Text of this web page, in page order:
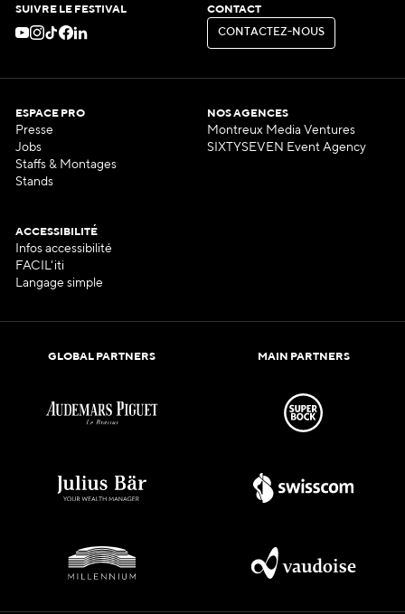
SUIVRE LE FESTIVAL CONTACT
CON ACT EZ-N OUS
CONTACTEZ-NOUS
ESPACE PRO
Presse
Jobs
Staffs & Montages
Stands
NOS AGENCES
Montreux Media Ventures
SIXTYSEVEN Event Agency
ACCESSIBILITÉ
Infos accessibilité
FACIL'iti
Langage simple
GLOBAL PARTNERS MAIN PARTNERS